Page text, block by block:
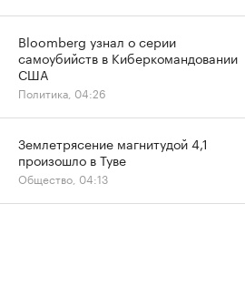
Bloomberg узнал о серии
самоубийств в Киберкомандовании
США
Политика, 04:26
Землетрясение магнитудой 4,1
произошло в Туве
Общество, 04:13